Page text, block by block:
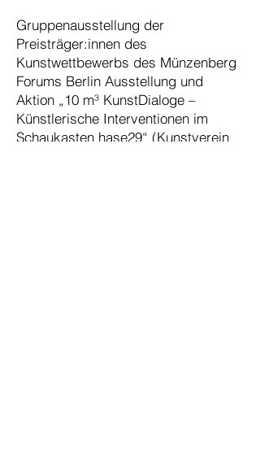
Gruppenausstellung der
Preisträger:innen des
Kunstwettbewerbs des Münzenberg
Forums Berlin Ausstellung und
Aktion „10 m³ KunstDialoge –
Künstlerische Interventionen im
Schaukasten hase29“ (Kunstverein